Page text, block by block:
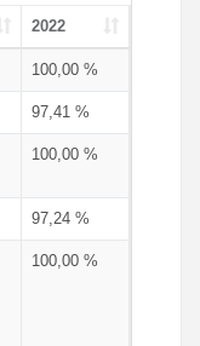
2022
100,00 %
97,41 %
100,00 %
97,24 %
100,00 %